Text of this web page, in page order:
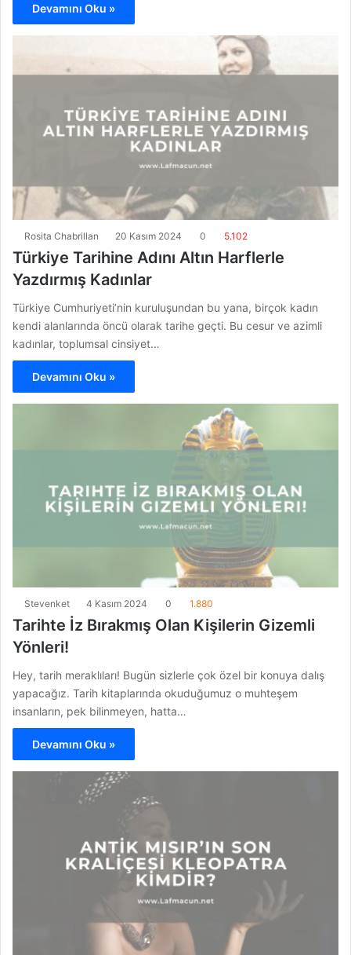
Devamını Oku »
Rosita Chabrillan 20 Kasım 2024 0 5.102
Türkiye Tarihine Adını Altın Harflerle
Yazdırmış Kadınlar
Türkiye Cumhuriyeti’nin kuruluşundan bu yana, birçok kadın
kendi alanlarında öncü olarak tarihe geçti. Bu cesur ve azimli
kadınlar, toplumsal cinsiyet…
Devamını Oku »
Stevenket 4 Kasım 2024 0 1.880
Tarihte İz Bırakmış Olan Kişilerin Gizemli
Yönleri!
Hey, tarih meraklıları! Bugün sizlerle çok özel bir konuya dalış
yapacağız. Tarih kitaplarında okuduğumuz o muhteşem
insanların, pek bilinmeyen, hatta…
Devamını Oku »